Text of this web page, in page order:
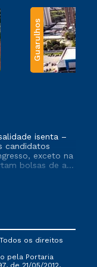
Guarulhos
isenta –
candidatos
exceto na
bolsas de até
e/ou não
em uma
e
os direitos
pela Portaria
de 21/05/2012,